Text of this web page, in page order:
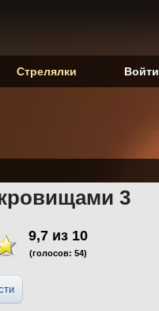
3
9,7 из 10
(голосов: 54)
Стрелялки Войти